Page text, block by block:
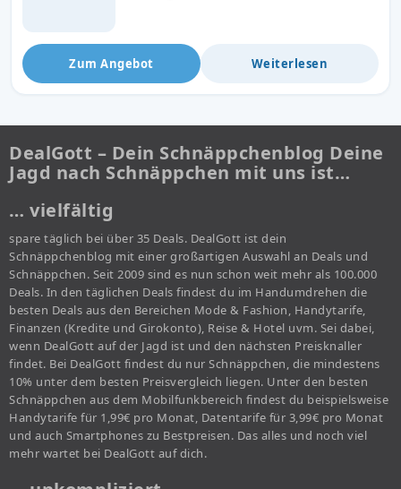
Zum Angebot Weiterlesen
DealGott – Dein Schnäppchenblog Deine
Jagd nach Schnäppchen mit uns ist…
… vielfältig
spare täglich bei über 35 Deals. DealGott ist dein
Schnäppchenblog mit einer großartigen Auswahl an Deals und
Schnäppchen. Seit 2009 sind es nun schon weit mehr als 100.000
Deals. In den täglichen Deals findest du im Handumdrehen die
besten Deals aus den Bereichen Mode & Fashion, Handytarife,
Finanzen (Kredite und Girokonto), Reise & Hotel uvm. Sei dabei,
wenn DealGott auf der Jagd ist und den nächsten Preisknaller
findet. Bei DealGott findest du nur Schnäppchen, die mindestens
10% unter dem besten Preisvergleich liegen. Unter den besten
Schnäppchen aus dem Mobilfunkbereich findest du beispielsweise
Handytarife für 1,99€ pro Monat, Datentarife für 3,99€ pro Monat
und auch Smartphones zu Bestpreisen. Das alles und noch viel
mehr wartet bei DealGott auf dich.